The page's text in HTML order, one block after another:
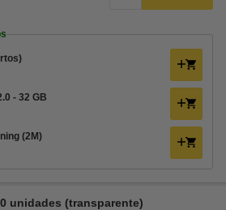
- 32 GB
(2M)
unidades (transparente)